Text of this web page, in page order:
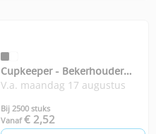
Cupkeeper - Bekerhouder
voor festivals
V.a. maandag 17 augustus
Bij 2500 stuks
Vanaf € 2,52